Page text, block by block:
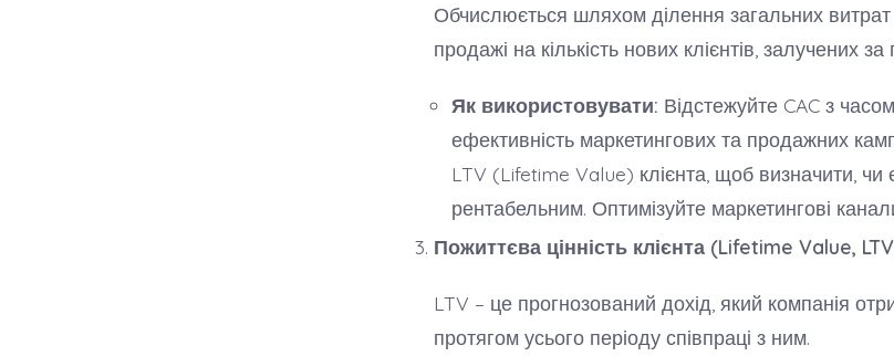
Обчислюється шляхом ділення загальних витрат
продажі на кількість нових клієнтів, залучених
Як використовувати: Відстежуйте CAC з
ефективність маркетингових та продажних
LTV (Lifetime Value) клієнта, щоб визначити, чи
рентабельним. Оптимізуйте маркетингові
Пожиттєва цінність клієнта (Lifetime Value,
LTV – це прогнозований дохід, який компанія
протягом усього періоду співпраці з ним.